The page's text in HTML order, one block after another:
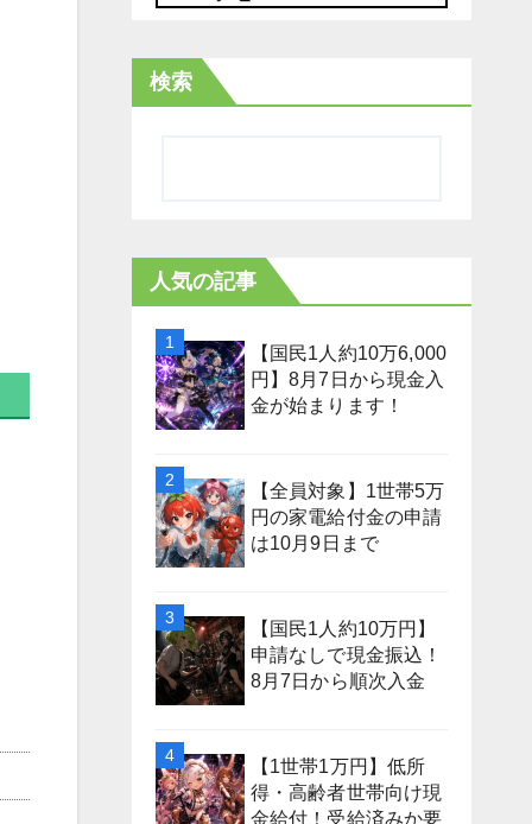
検索
人気の記事
【国民1人約10万6,000
円】8月7日から現金入
金が始まります！
【全員対象】1世帯5万
円の家電給付金の申請
は10月9日まで
【国民1人約10万円】
申請なしで現金振込！
8月7日から順次入金
【1世帯1万円】低所
得・高齢者世帯向け現
金給付！受給済みか要